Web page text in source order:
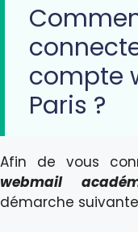
compte
Paris ?
Afin de vous
webmail
démarche